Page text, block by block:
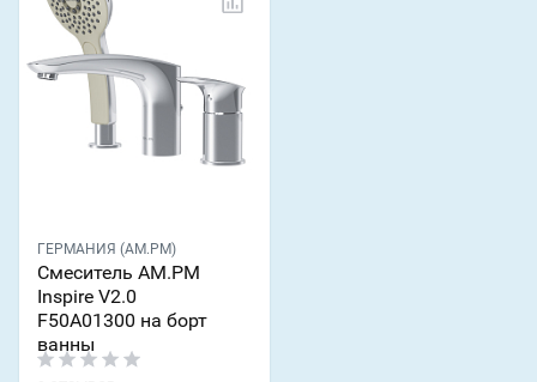
ГЕРМАНИЯ (AM.PM)
Смеситель AM.PM
Inspire V2.0
F50A01300 на борт
ванны